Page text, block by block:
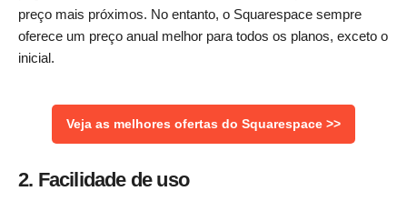
preço mais próximos. No entanto, o Squarespace sempre
oferece um preço anual melhor para todos os planos, exceto o
inicial.
Veja as melhores ofertas do Squarespace >>
2. Facilidade de uso